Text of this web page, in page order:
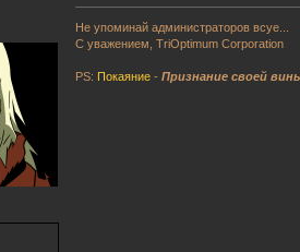
Не упоминай администраторов всуе...
С уважением, TriOptimum Corporation
PS: Покаяние -Признание своей